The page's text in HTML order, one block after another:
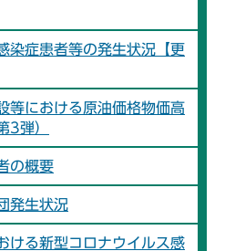
染症患者等の発生状況【更
等における原油価格物価高
3弾）
の概要
発生状況
ける新型コロナウイルス感